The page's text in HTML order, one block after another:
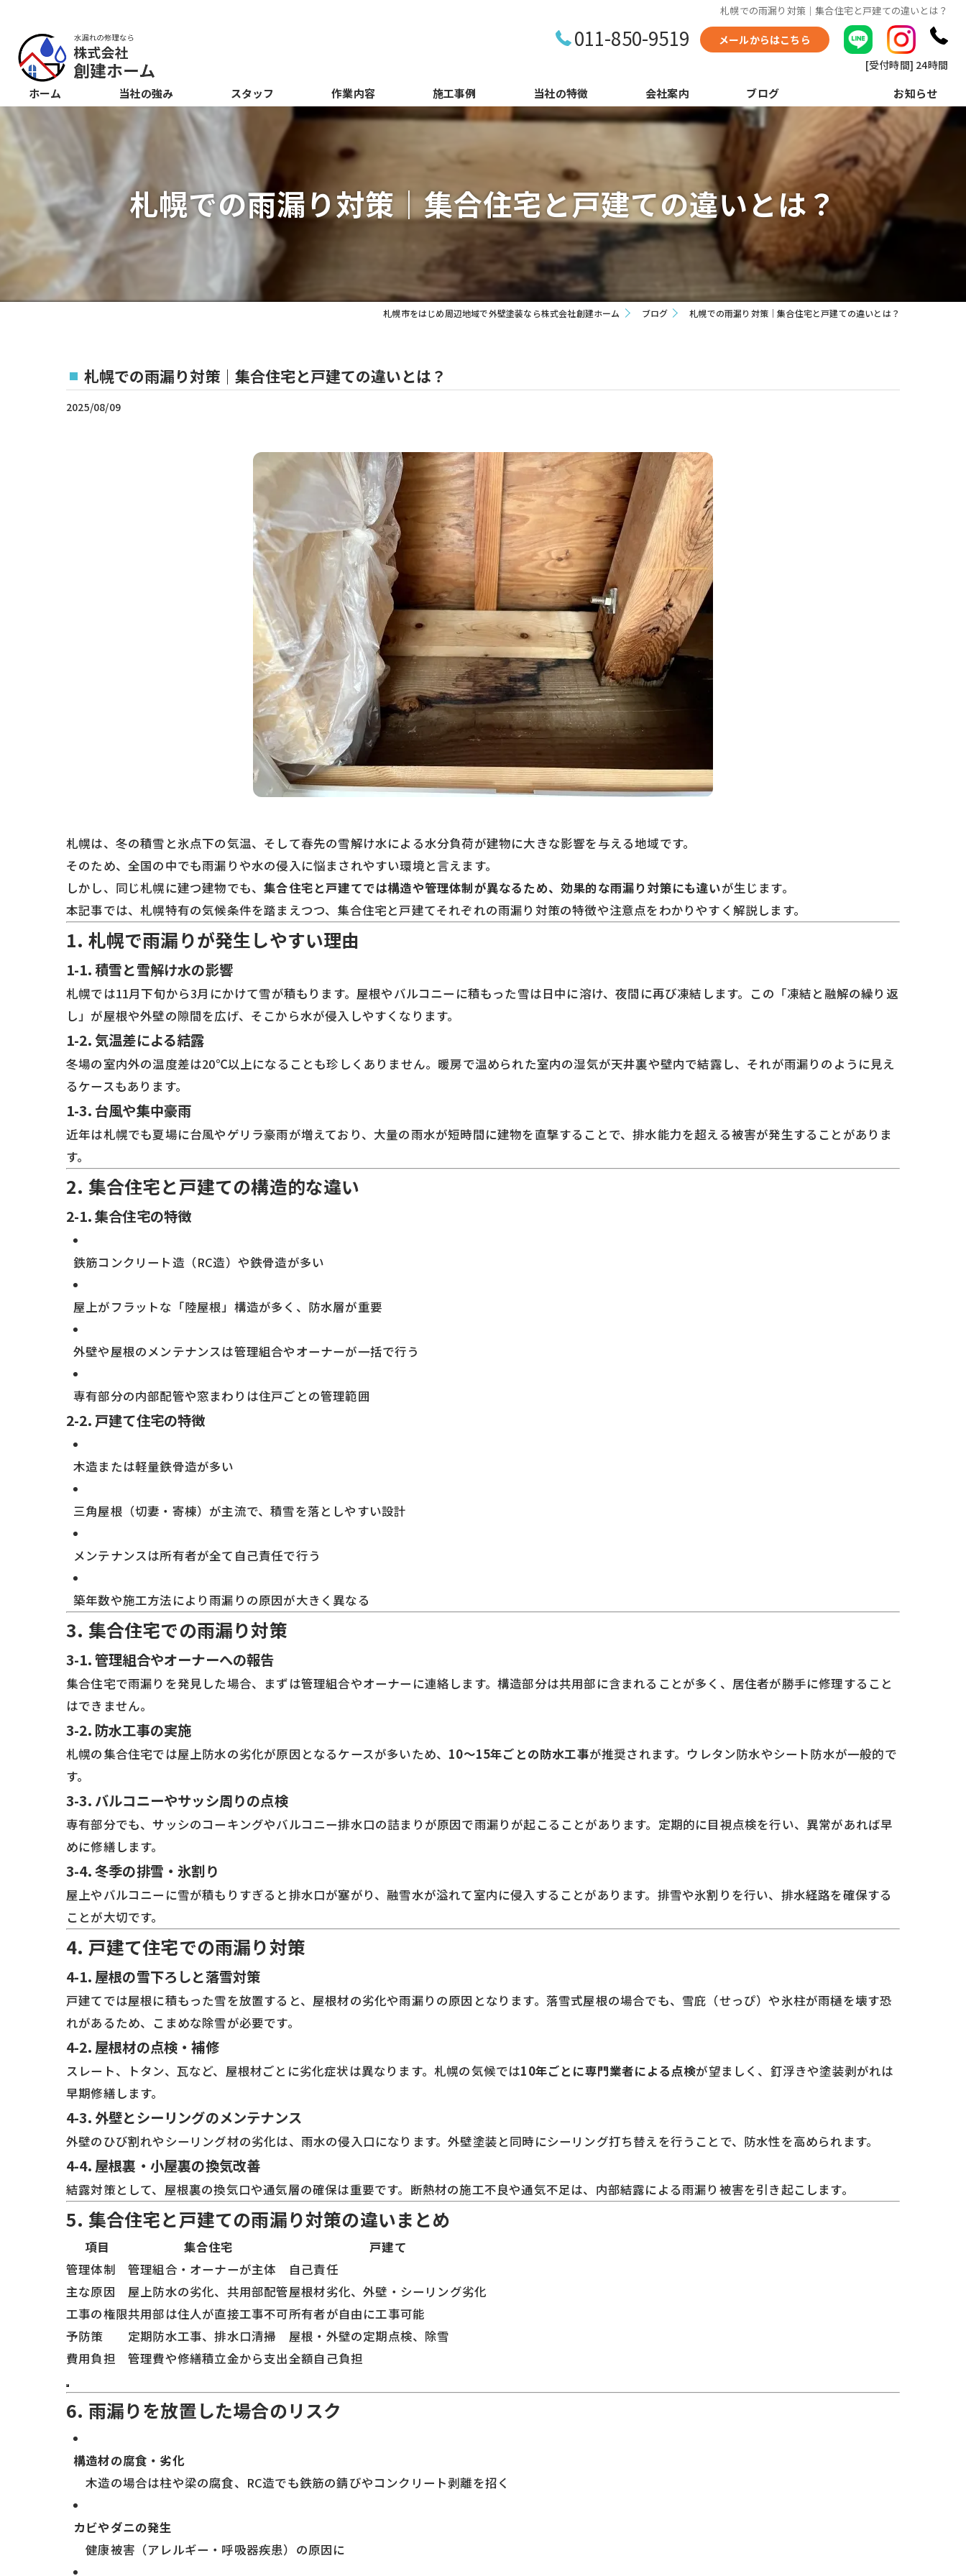
札幌での雨漏り対策｜集合住宅と戸建ての違いとは？
011-850-9519
メールからはこちら
[受付時間] 24時間
ホーム 当社の強み スタッフ 作業内容
雨漏り修理
原状回復工事
施工事例 当社の特徴
塗り替え
防水
コーキング
室内塗装
会社案内 ブログ お知らせ
札幌での雨漏り対策｜集合住宅と戸建ての違いとは？
札幌市をはじめ周辺地域で外壁塗装なら株式会社創建ホーム ブログ 札幌での雨漏り対策｜集合住宅と戸建ての違いとは？
札幌での雨漏り対策｜集合住宅と戸建ての違いとは？
2025/08/09
札幌は、冬の積雪と氷点下の気温、そして春先の雪解け水による水分負荷が建物に大きな影響を与える地域です。
そのため、全国の中でも雨漏りや水の侵入に悩まされやすい環境と言えます。
しかし、同じ札幌に建つ建物でも、集合住宅と戸建てでは構造や管理体制が異なるため、効果的な雨漏り対策にも違いが生じます。
本記事では、札幌特有の気候条件を踏まえつつ、集合住宅と戸建てそれぞれの雨漏り対策の特徴や注意点をわかりやすく解説します。
1. 札幌で雨漏りが発生しやすい理由
1-1. 積雪と雪解け水の影響
札幌では11月下旬から3月にかけて雪が積もります。屋根やバルコニーに積もった雪は日中に溶け、夜間に再び凍結します。この「凍結と融解の繰り返
し」が屋根や外壁の隙間を広げ、そこから水が侵入しやすくなります。
1-2. 気温差による結露
冬場の室内外の温度差は20℃以上になることも珍しくありません。暖房で温められた室内の湿気が天井裏や壁内で結露し、それが雨漏りのように見え
るケースもあります。
1-3. 台風や集中豪雨
近年は札幌でも夏場に台風やゲリラ豪雨が増えており、大量の雨水が短時間に建物を直撃することで、排水能力を超える被害が発生することがありま
す。
2. 集合住宅と戸建ての構造的な違い
2-1. 集合住宅の特徴
鉄筋コンクリート造（RC造）や鉄骨造が多い
屋上がフラットな「陸屋根」構造が多く、防水層が重要
外壁や屋根のメンテナンスは管理組合やオーナーが一括で行う
専有部分の内部配管や窓まわりは住戸ごとの管理範囲
2-2. 戸建て住宅の特徴
木造または軽量鉄骨造が多い
三角屋根（切妻・寄棟）が主流で、積雪を落としやすい設計
メンテナンスは所有者が全て自己責任で行う
築年数や施工方法により雨漏りの原因が大きく異なる
3. 集合住宅での雨漏り対策
3-1. 管理組合やオーナーへの報告
集合住宅で雨漏りを発見した場合、まずは管理組合やオーナーに連絡します。構造部分は共用部に含まれることが多く、居住者が勝手に修理すること
はできません。
3-2. 防水工事の実施
札幌の集合住宅では屋上防水の劣化が原因となるケースが多いため、 10〜15年ごとの防水工事が推奨されます。ウレタン防水やシート防水が一般的で
す。
3-3. バルコニーやサッシ周りの点検
専有部分でも、サッシのコーキングやバルコニー排水口の詰まりが原因で雨漏りが起こることがあります。定期的に目視点検を行い、異常があれば早
めに修繕します。
3-4. 冬季の排雪・氷割り
屋上やバルコニーに雪が積もりすぎると排水口が塞がり、融雪水が溢れて室内に侵入することがあります。排雪や氷割りを行い、排水経路を確保する
ことが大切です。
4. 戸建て住宅での雨漏り対策
4-1. 屋根の雪下ろしと落雪対策
戸建てでは屋根に積もった雪を放置すると、屋根材の劣化や雨漏りの原因となります。落雪式屋根の場合でも、雪庇（せっぴ）や氷柱が雨樋を壊す恐
れがあるため、こまめな除雪が必要です。
4-2. 屋根材の点検・補修
スレート、トタン、瓦など、屋根材ごとに劣化症状は異なります。札幌の気候では10年ごとに専門業者による点検が望ましく、釘浮きや塗装剥がれは
早期修繕します。
4-3. 外壁とシーリングのメンテナンス
外壁のひび割れやシーリング材の劣化は、雨水の侵入口になります。外壁塗装と同時にシーリング打ち替えを行うことで、防水性を高められます。
4-4. 屋根裏・小屋裏の換気改善
結露対策として、屋根裏の換気口や通気層の確保は重要です。断熱材の施工不良や通気不足は、内部結露による雨漏り被害を引き起こします。
5. 集合住宅と戸建ての雨漏り対策の違いまとめ
項目 集合住宅
戸建て
管理体制
管理組合・オーナーが主体
自己責任
主な原因
屋上防水の劣化、共用部配管屋根材劣化、外壁・シーリング劣化
工事の権限共用部は住人が直接工事不可所有者が自由に工事可能
予防策
定期防水工事、排水口清掃
屋根・外壁の定期点検、除雪
費用負担
管理費や修繕積立金から支出全額自己負担
6. 雨漏りを放置した場合のリスク
構造材の腐食・劣化
木造の場合は柱や梁の腐食、RC造でも鉄筋の錆びやコンクリート剥離を招く
カビやダニの発生
健康被害（アレルギー・呼吸器疾患）の原因に